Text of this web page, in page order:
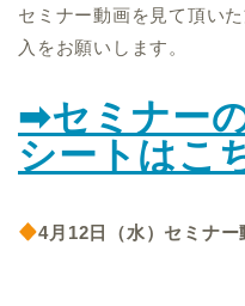
セミナー動画を見て頂い
入をお願いします。
➡セミナー
シートはこ
4月12日（水）セミナー